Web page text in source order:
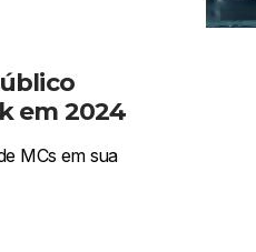
em 2024
MCs em sua